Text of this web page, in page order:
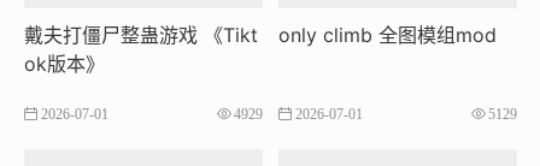
戴夫打僵尸整蛊游戏 《Tikt
ok版本》
2026-07-01 4929
only climb 全图模组mod
2026-07-01 5129